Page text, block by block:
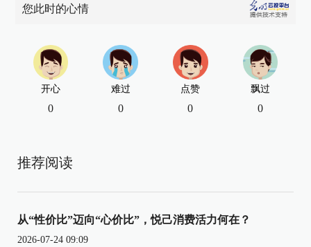
您此时的心情
开心
0
难过
0
点赞
0
飘过
0
推荐阅读
从“性价比”迈向“心价比”，悦己消费活力何在？
2026-07-24 09:09